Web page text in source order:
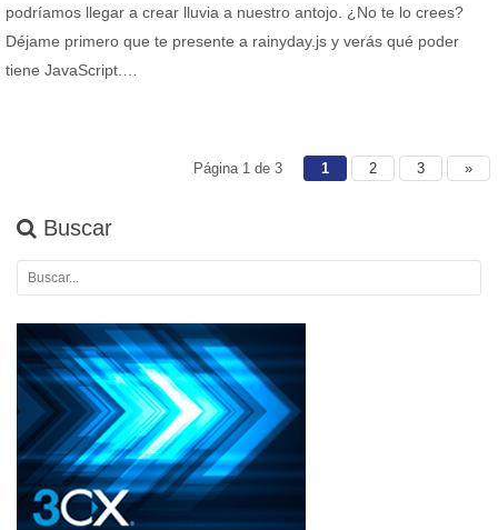
podríamos llegar a crear lluvia a nuestro antojo. ¿No te lo crees?
Déjame primero que te presente a rainyday.js y verás qué poder
tiene JavaScript.…
Página 1 de 3 1 2 3 »
Buscar